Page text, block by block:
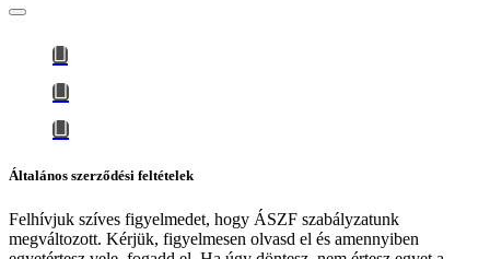
Általános szerződési feltételek
Felhívjuk szíves figyelmedet, hogy ÁSZF szabályzatunk
megváltozott. Kérjük, figyelmesen olvasd el és amennyiben